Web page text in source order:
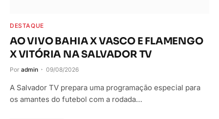
DESTAQUE
AO VIVO BAHIA X VASCO E FLAMENGO
X VITÓRIA NA SALVADOR TV
Por admin 09/08/2026
A Salvador TV prepara uma programação especial para
os amantes do futebol com a rodada…